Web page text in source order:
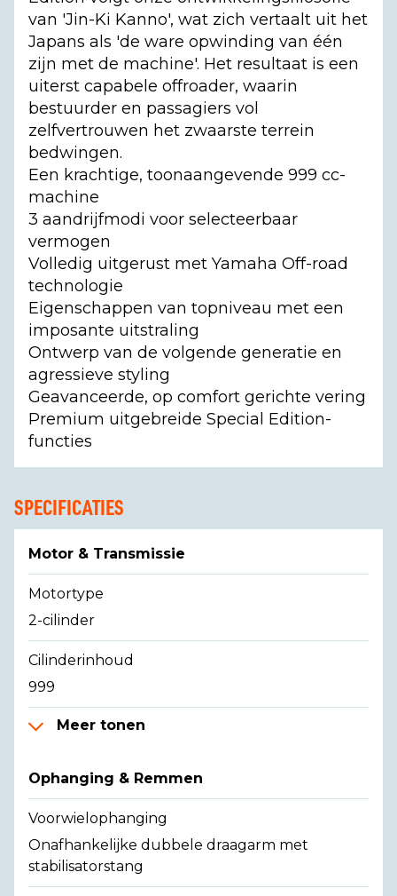
van 'Jin-Ki Kanno', wat zich vertaalt uit het
Japans als 'de ware opwinding van één
zijn met de machine'. Het resultaat is een
uiterst capabele offroader, waarin
bestuurder en passagiers vol
zelfvertrouwen het zwaarste terrein
bedwingen.
Een krachtige, toonaangevende 999 cc-
machine
3 aandrijfmodi voor selecteerbaar
vermogen
Volledig uitgerust met Yamaha Off-road
technologie
Eigenschappen van topniveau met een
imposante uitstraling
Ontwerp van de volgende generatie en
agressieve styling
Geavanceerde, op comfort gerichte vering
Premium uitgebreide Special Edition-
functies
SPECIFICATIES
Motor & Transmissie
Motortype
2-cilinder
Cilinderinhoud
999
Meer tonen
Ophanging & Remmen
Voorwielophanging
Onafhankelijke dubbele draagarm met
stabilisatorstang